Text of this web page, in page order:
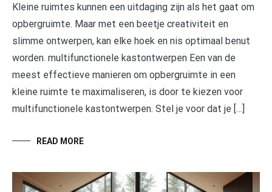
Kleine ruimtes kunnen een uitdaging zijn als het gaat om
opbergruimte. Maar met een beetje creativiteit en
slimme ontwerpen, kan elke hoek en nis optimaal benut
worden. multifunctionele kastontwerpen Een van de
meest effectieve manieren om opbergruimte in een
kleine ruimte te maximaliseren, is door te kiezen voor
multifunctionele kastontwerpen. Stel je voor dat je […]
READ MORE